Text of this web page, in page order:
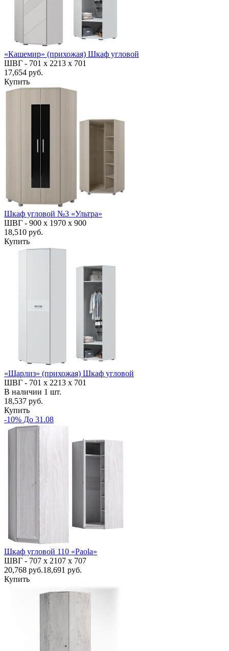
«Кашемир» (прихожая) Шкаф угловой
ШВГ - 701 х 2213 х 701
17,654 руб.
Купить
Шкаф угловой №3 «Ультра»
ШВГ - 900 х 1970 х 900
18,510 руб.
Купить
«Шарлиз» (прихожая) Шкаф угловой
ШВГ - 701 х 2213 х 701
В наличии 1 шт.
18,537 руб.
Купить
-10% До 31.08
Шкаф угловой 110 «Paola»
ШВГ - 707 х 2107 х 707
20,768 руб.18,691 руб.
Купить